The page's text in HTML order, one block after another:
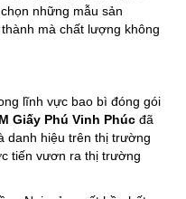
chọn những mẫu sản
mà chất lượng không
lĩnh vực bao bì đóng gói
Giấy Phú Vinh Phúc đã
danh hiệu trên thị trường
tiến vươn ra thị trường